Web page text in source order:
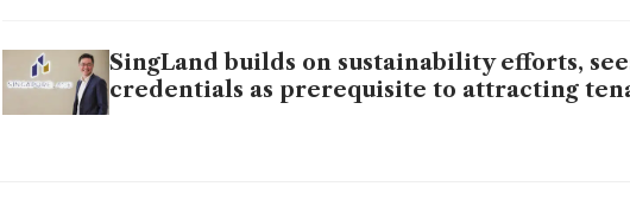
SingLand builds on sustainability efforts,
credentials as prerequisite to attracting